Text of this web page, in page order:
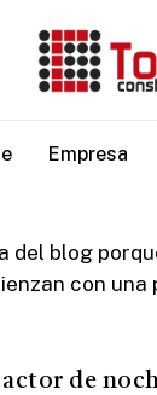
Empresa
blog
con
de